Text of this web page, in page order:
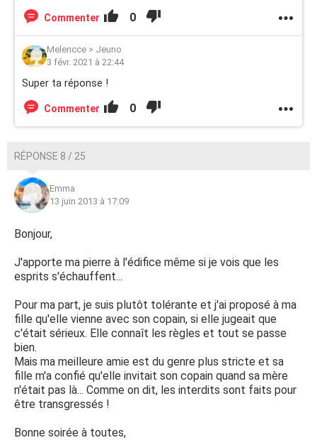
Commenter 0
Melencce > Jeuno
3 févr. 2021 à 22:44
Super ta réponse !
Commenter 0
RÉPONSE 8 / 25
Emma
13 juin 2013 à 17:09
Bonjour,
J'apporte ma pierre à l'édifice même si je vois que les
esprits s'échauffent...
Pour ma part, je suis plutôt tolérante et j'ai proposé à ma
fille qu'elle vienne avec son copain, si elle jugeait que
c'était sérieux. Elle connaît les règles et tout se passe
bien.
Mais ma meilleure amie est du genre plus stricte et sa
fille m'a confié qu'elle invitait son copain quand sa mère
n'était pas là... Comme on dit, les interdits sont faits pour
être transgressés !
Bonne soirée à toutes,